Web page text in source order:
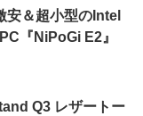
安＆超小型のIntel
『NiPoGi E2』
Q3 レザートー